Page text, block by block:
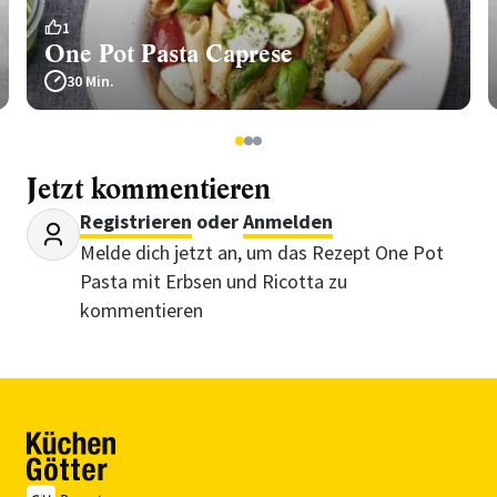
1
One Pot Pasta Caprese
30 Min.
123
Jetzt kommentieren
Registrieren oderAnmelden
Melde dich jetzt an, um das Rezept One Pot
Pasta mit Erbsen und Ricotta zu
kommentieren